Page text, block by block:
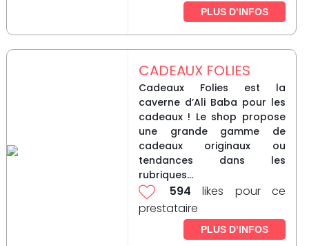
PLUS D’INFOS
CADEAUX FOLIES
Cadeaux Folies est la
caverne d’Ali Baba pour les
cadeaux ! Le shop propose
une grande gamme de
cadeaux originaux ou
tendances dans les
rubriques...
594 likes pour ce
prestataire
PLUS D’INFOS